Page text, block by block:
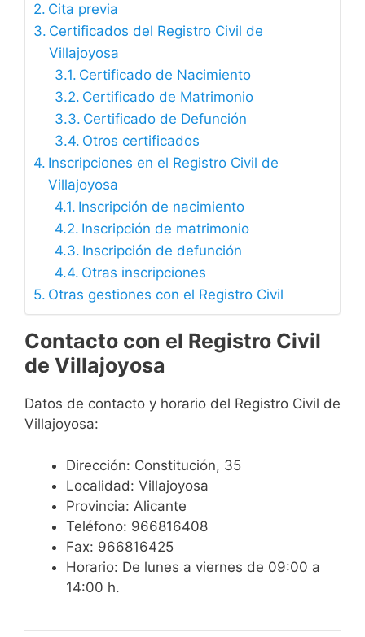
Cita previa
Certificados del Registro Civil de
Villajoyosa
Certificado de Nacimiento
Certificado de Matrimonio
Certificado de Defunción
Otros certificados
Inscripciones en el Registro Civil de
Villajoyosa
Inscripción de nacimiento
Inscripción de matrimonio
Inscripción de defunción
Otras inscripciones
Otras gestiones con el Registro Civil
Contacto con el Registro Civil
de Villajoyosa
Datos de contacto y horario del Registro Civil de
Villajoyosa:
Dirección: Constitución, 35
Localidad: Villajoyosa
Provincia: Alicante
Teléfono: 966816408
Fax: 966816425
Horario: De lunes a viernes de 09:00 a
14:00 h.